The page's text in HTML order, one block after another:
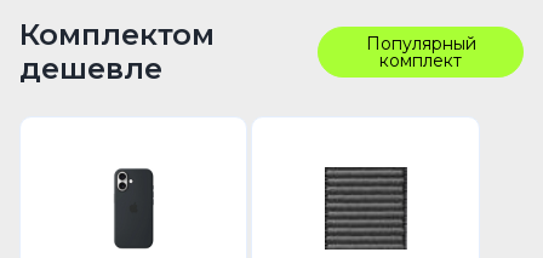
Комплектом
дешевле
Популярный
комплект